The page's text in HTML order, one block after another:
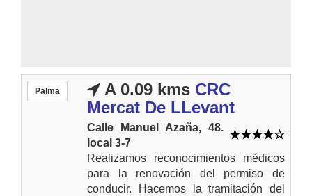
Palma A 0.09 kms CRC
Mercat De LLevant
Calle Manuel Azaña, 48.
local 3-7
Realizamos reconocimientos médicos
para la renovación del permiso de
conducir. Hacemos la tramitación del